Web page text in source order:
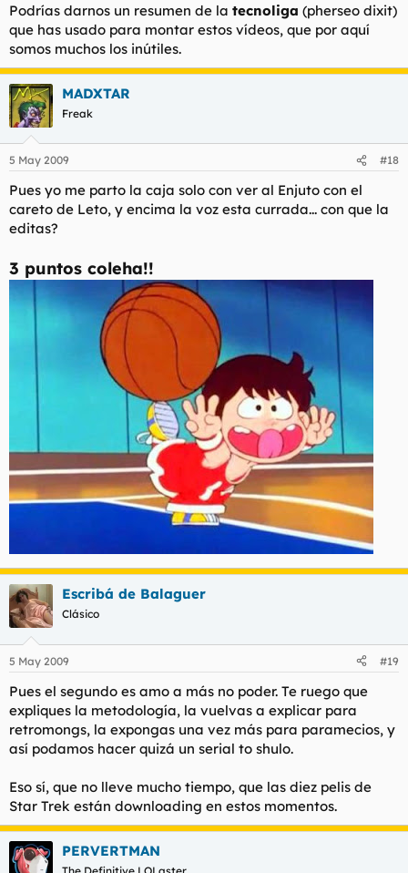
Podrías darnos un resumen de la tecnoliga (pherseo dixit)
que has usado para montar estos vídeos, que por aquí
somos muchos los inútiles.
MADXTAR
Freak
5 May 2009 #18
Pues yo me parto la caja solo con ver al Enjuto con el
careto de Leto, y encima la voz esta currada... con que la
editas?
3 puntos coleha!!
Escribá de Balaguer
Clásico
5 May 2009 #19
Pues el segundo es amo a más no poder. Te ruego que
expliques la metodología, la vuelvas a explicar para
retromongs, la expongas una vez más para paramecios, y
así podamos hacer quizá un serial to shulo.
Eso sí, que no lleve mucho tiempo, que las diez pelis de
Star Trek están downloading en estos momentos.
PERVERTMAN
The Definitive LOLaster